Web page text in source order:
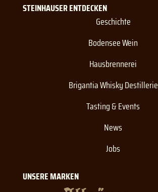
STEINHAUSER ENTDECKEN
Geschichte
Bodensee Wein
Hausbrennerei
Brigantia Whisky Destillerie
Tasting & Events
News
Jobs
UNSERE MARKEN